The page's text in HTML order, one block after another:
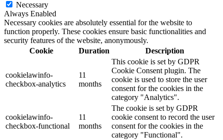
Necessary
Always Enabled
Necessary cookies are absolutely essential for the website to
function properly. These cookies ensure basic functionalities and
security features of the website, anonymously.
Cookie
Duration Description
cookielawinfo-
checkbox-analytics
11
months
This cookie is set by GDPR
Cookie Consent plugin. The
cookie is used to store the user
consent for the cookies in the
category "Analytics".
cookielawinfo-
checkbox-functional
11
months
The cookie is set by GDPR
cookie consent to record the user
consent for the cookies in the
category "Functional".